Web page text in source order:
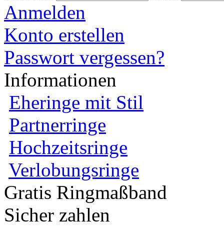
Anmelden
Konto erstellen
Passwort vergessen?
Informationen
Eheringe mit Stil
Partnerringe
Hochzeitsringe
Verlobungsringe
Gratis Ringmaßband
Sicher zahlen